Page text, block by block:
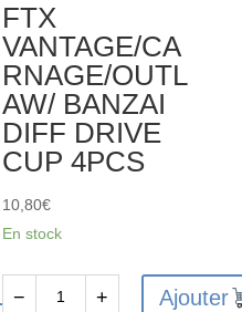
BANZAI
GEARBOX
HOUSING
SET
FTX
VANTAGE/CA
RNAGE/OUTL
AW/ BANZAI
DIFF DRIVE
CUP 4PCS
10,80€
En stock
− + Ajouter